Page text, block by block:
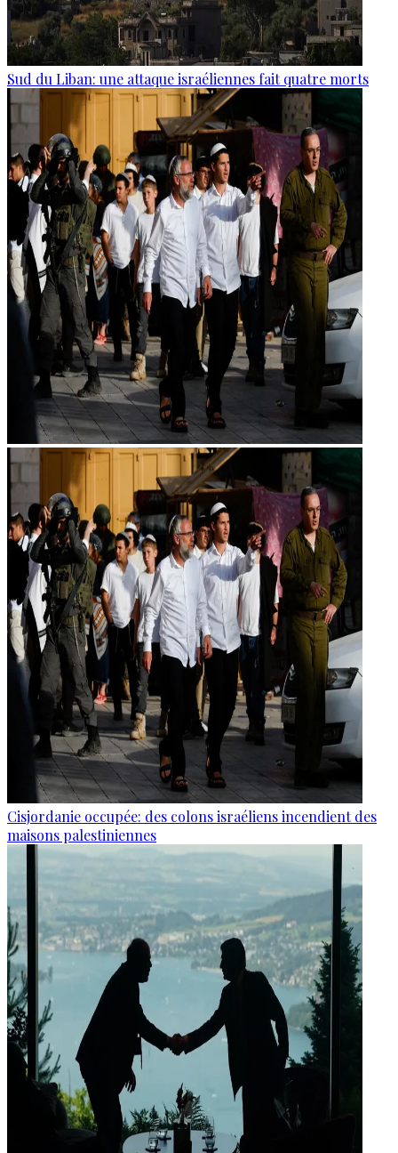
Sud du Liban: une attaque israéliennes fait quatre morts
Cisjordanie occupée: des colons israéliens incendient des
maisons palestiniennes